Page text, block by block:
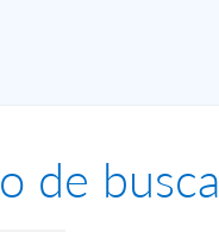
de busca